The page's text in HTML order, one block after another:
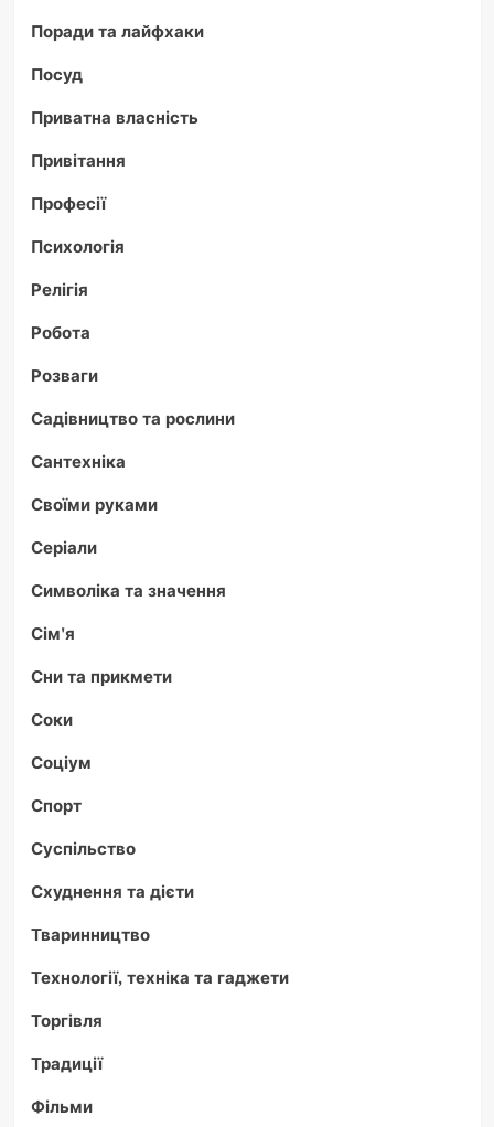
Поради та лайфхаки
Посуд
Приватна власність
Привітання
Професії
Психологія
Релігія
Робота
Розваги
Садівництво та рослини
Сантехніка
Своїми руками
Серіали
Символіка та значення
Сім'я
Сни та прикмети
Соки
Соціум
Спорт
Суспільство
Схуднення та дієти
Тваринництво
Технології, техніка та гаджети
Торгівля
Традиції
Фільми